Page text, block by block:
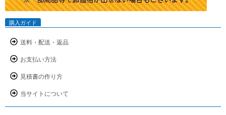
購入ガイド
送料・配送・返品
お支払い方法
見積書の作り方
当サイトについて